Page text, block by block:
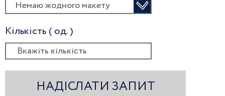
Немаю жодного макету
Кількість ( од. )
НАДІСЛАТИ ЗАПИТ